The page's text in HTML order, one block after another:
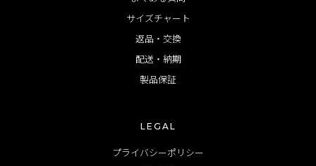
サイズチャート
返品・交換
配送・納期
製品保証
LEGAL
プライバシーポリシー